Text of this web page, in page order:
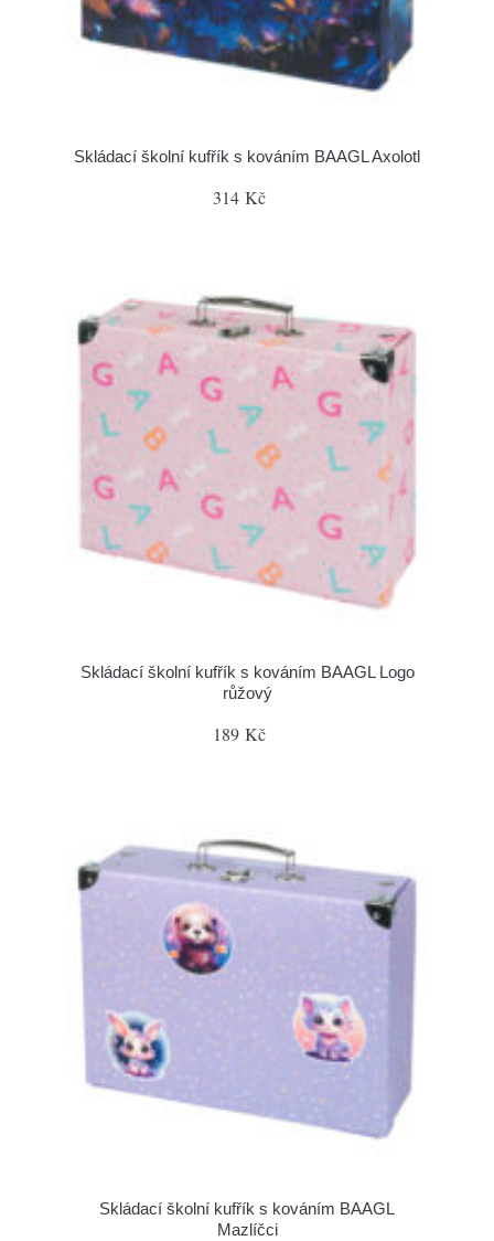
Skládací školní kufřík s kováním BAAGL Axolotl
314 Kč
Skládací školní kufřík s kováním BAAGL Logo
růžový
189 Kč
Skládací školní kufřík s kováním BAAGL
Mazlíčci